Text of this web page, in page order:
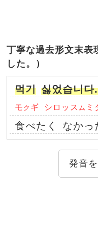
丁寧な過去形文末表
した。）
먹기 싫었습니다.
モ ク ギ シロッス ム ミ
食べたく なかっ
発音